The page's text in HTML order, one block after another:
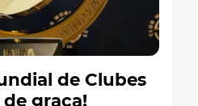
de Clubes
de graça!